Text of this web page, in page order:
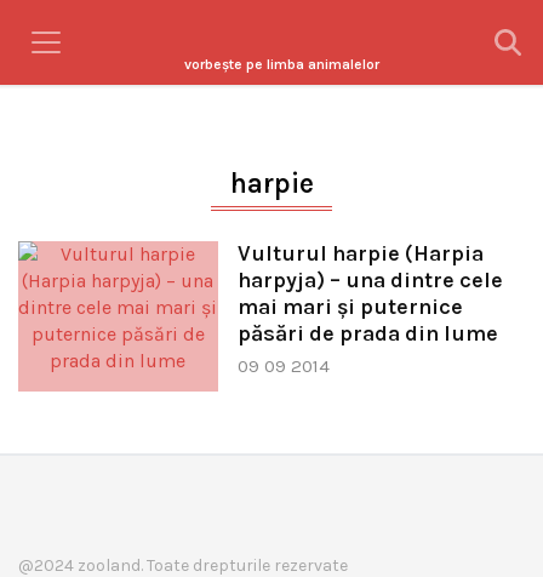
vorbeşte pe limba animalelor
harpie
Vulturul harpie (Harpia
harpyja) – una dintre cele
mai mari şi puternice
păsări de prada din lume
09 09 2014
@2024 zooland. Toate drepturile rezervate